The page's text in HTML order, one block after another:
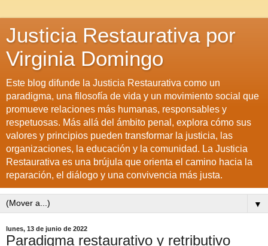
Justicia Restaurativa por
Virginia Domingo
Este blog difunde la Justicia Restaurativa como un
paradigma, una filosofía de vida y un movimiento social que
promueve relaciones más humanas, responsables y
respetuosas. Más allá del ámbito penal, explora cómo sus
valores y principios pueden transformar la justicia, las
organizaciones, la educación y la comunidad. La Justicia
Restaurativa es una brújula que orienta el camino hacia la
reparación, el diálogo y una convivencia más justa.
▼
lunes, 13 de junio de 2022
Paradigma restaurativo y retributivo